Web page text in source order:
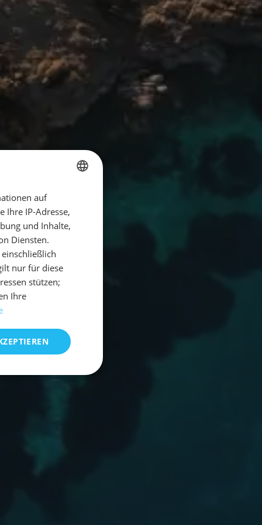
GERMAN
auf
Ihre IP-Adresse,
und Inhalte,
Diensten.
nur für diese
stützen;
Ihre